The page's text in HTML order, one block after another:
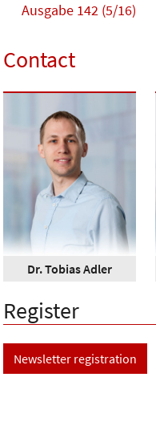
Ausgabe 142 (5/16)
Contact
Dr. Tobias Adler
Register
Newsletter registration